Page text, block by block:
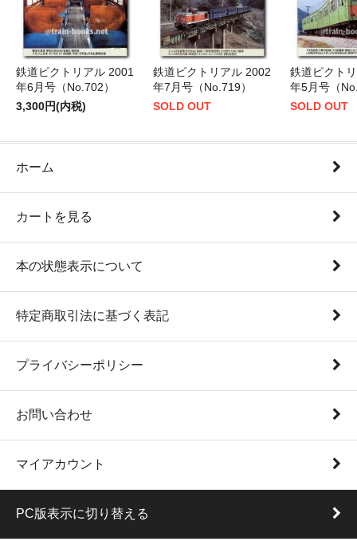
鉄道ピクトリアル 2001
年6月号（No.702）
3,300円(内税)
鉄道ピクトリアル 2002
年7月号（No.719）
SOLD OUT
鉄道ピクト
年5月号（
SOLD OUT
ホーム
カートを見る
本の状態表示について
特定商取引法に基づく表記
プライバシーポリシー
お問い合わせ
マイアカウント
PC版表示に切り替える